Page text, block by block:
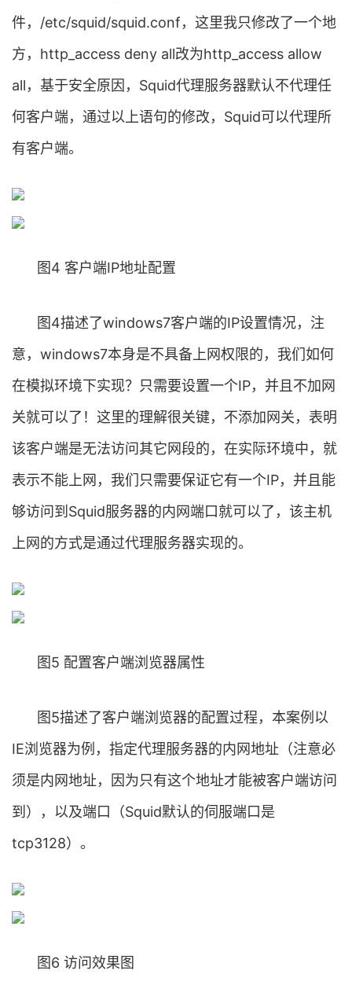
件，/etc/squid/squid.conf，这里我只修改了一个地
方，http_access deny all改为http_access allow
all，基于安全原因，Squid代理服务器默认不代理任
何客户端，通过以上语句的修改，Squid可以代理所
有客户端。
图4 客户端IP地址配置
图4描述了windows7客户端的IP设置情况，注
意，windows7本身是不具备上网权限的，我们如何
在模拟环境下实现？只需要设置一个IP，并且不加网
关就可以了！这里的理解很关键，不添加网关，表明
该客户端是无法访问其它网段的，在实际环境中，就
表示不能上网，我们只需要保证它有一个IP，并且能
够访问到Squid服务器的内网端口就可以了，该主机
上网的方式是通过代理服务器实现的。
图5 配置客户端浏览器属性
图5描述了客户端浏览器的配置过程，本案例以
IE浏览器为例，指定代理服务器的内网地址（注意必
须是内网地址，因为只有这个地址才能被客户端访问
到），以及端口（Squid默认的伺服端口是
tcp3128）。
图6 访问效果图